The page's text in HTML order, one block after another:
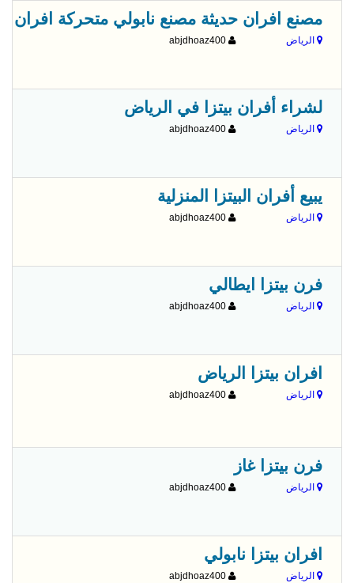
مصنع افران حديثة مصنع نابولي متحركة افران
الرياض
لشراء أفران بيتزا في الرياض
الرياض
يبيع أفران البيتزا المنزلية
الرياض
فرن بيتزا ايطالي
الرياض
افران بيتزا الرياض
الرياض
فرن بيتزا غاز
الرياض
افران بيتزا نابولي
الرياض